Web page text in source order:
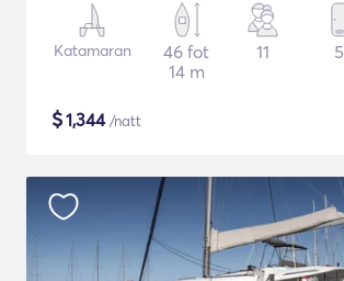
Katamaran
46 fot
14 m
11 5
$1,344/natt